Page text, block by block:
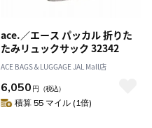
ace.／エース パッカル 折りた
たみリュックサック 32342
ACE BAGS＆LUGGAGE JAL Mall店
6,050 円 （税込）
積算 55 マイル (1倍)